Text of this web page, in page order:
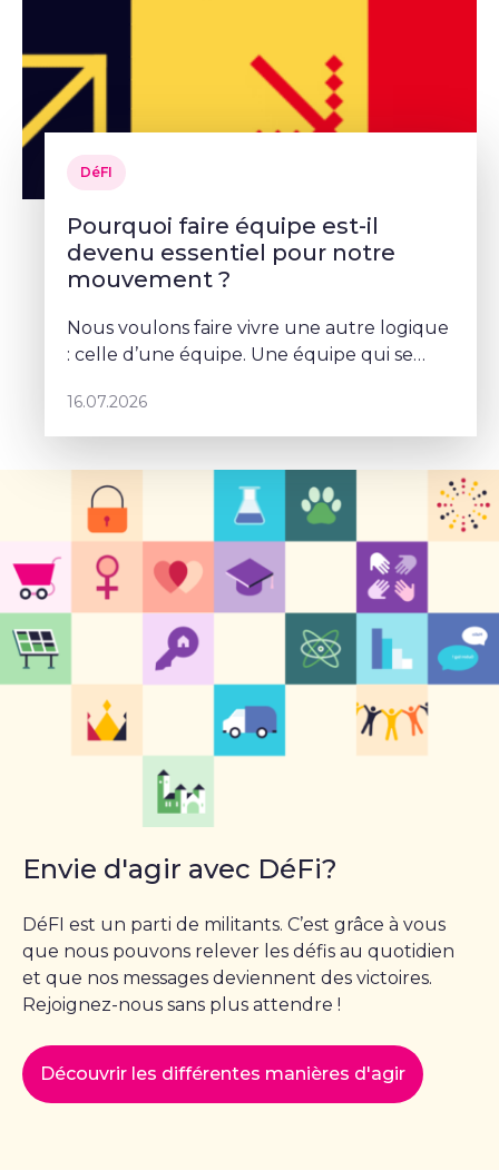
DéFI
Pourquoi faire équipe est-il
devenu essentiel pour notre
mouvement ?
Nous voulons faire vivre une autre logique
: celle d’une équipe. Une équipe qui se
projet commun – Sophie Rohonyi
16.07.2026
Envie d'agir avec DéFi?
DéFI est un parti de militants. C’est grâce à vous
que nous pouvons relever les défis au quotidien
et que nos messages deviennent des victoires.
Rejoignez-nous sans plus attendre !
Découvrir les différentes manières d'agir